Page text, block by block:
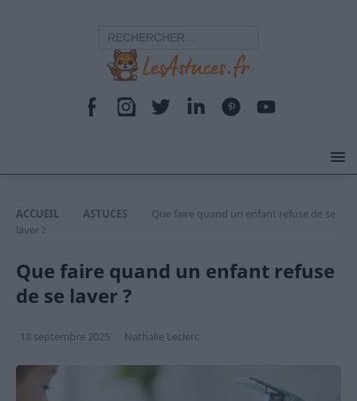
ACCUEIL ASTUCES
Que faire quand un enfant refuse de se
laver ?
Que faire quand un enfant refuse
de se laver ?
18 septembre 2025 Nathalie Leclerc